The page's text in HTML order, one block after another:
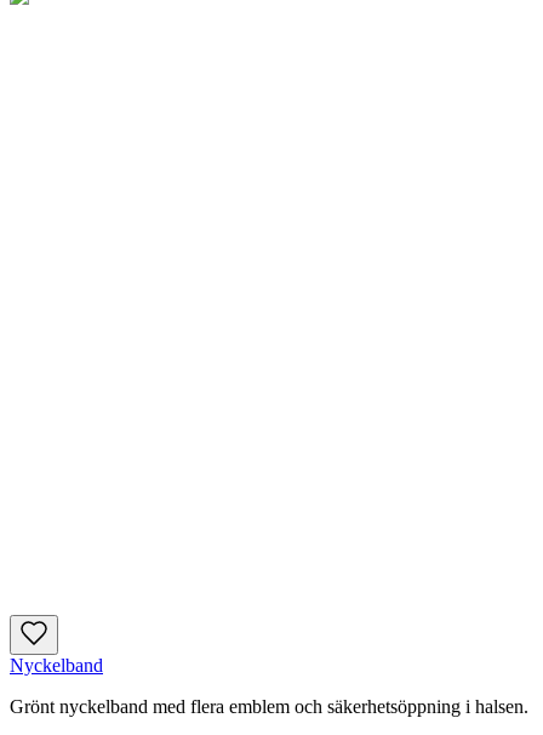
Nyckelband
Grönt nyckelband med flera emblem och säkerhetsöppning i halsen.